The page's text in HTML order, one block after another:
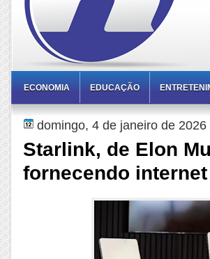
ECONOMIA EDUCAÇÃO
domingo, 4 de janeiro de 2026
Starlink, de Elon
fornecendo